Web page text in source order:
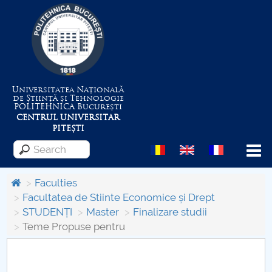
Universitatea Națională
de Știință și Tehnologie
POLITEHNICABucurești
CENTRUL UNIVERSITAR
PITEȘTI
Menu
About the University
Centrul de Management al Proiectelor
Faculties
Facultatea de Stiinte Economice și Drept
STUDENȚI
Master
Finalizare studii
Teme Propuse pentru